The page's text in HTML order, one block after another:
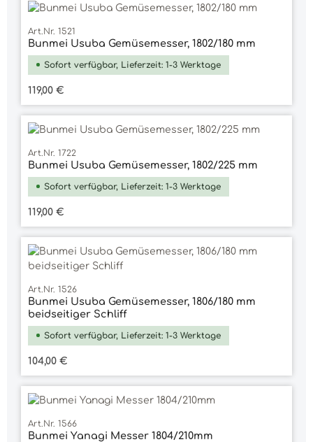
Art.Nr. 1521
Bunmei Usuba Gemüsemesser, 1802/180 mm
Sofort verfügbar, Lieferzeit: 1-3 Werktage
Regulärer Preis:
119,00 €
Art.Nr. 1722
Bunmei Usuba Gemüsemesser, 1802/225 mm
Sofort verfügbar, Lieferzeit: 1-3 Werktage
Regulärer Preis:
119,00 €
Art.Nr. 1526
Bunmei Usuba Gemüsemesser, 1806/180 mm
beidseitiger Schliff
Sofort verfügbar, Lieferzeit: 1-3 Werktage
Regulärer Preis:
104,00 €
Art.Nr. 1566
Bunmei Yanagi Messer 1804/210mm